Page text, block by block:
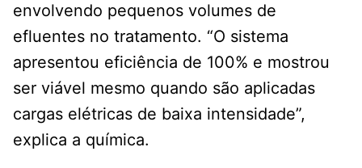
envolvendo pequenos volumes de
efluentes no tratamento. “O sistema
apresentou eficiência de 100% e mostrou
ser viável mesmo quando são aplicadas
cargas elétricas de baixa intensidade”,
explica a química.